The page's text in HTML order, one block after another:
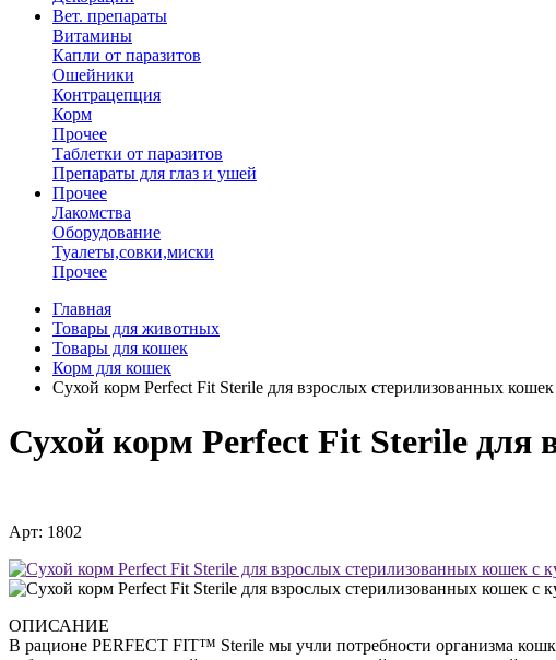
Вет. препараты
Витамины
Капли от паразитов
Ошейники
Контрацепция
Корм
Прочее
Таблетки от паразитов
Препараты для глаз и ушей
Прочее
Лакомства
Оборудование
Туалеты,совки,миски
Прочее
Главная
Товары для животных
Товары для кошек
Корм для кошек
Сухой корм Perfect Fit Sterile для взрослых стерилизованных
Сухой корм Perfect Fit Sterile для
Арт: 1802
ОПИСАНИЕ
В рационе PERFECT FIT™ Sterile мы учли потребности организма